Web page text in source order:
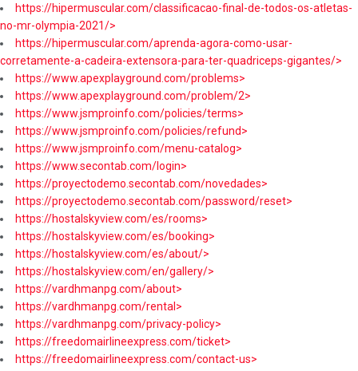
https://hipermuscular.com/classificacao-final-de-todos-os-atletas-
no-mr-olympia-2021/>
https://hipermuscular.com/aprenda-agora-como-usar-
corretamente-a-cadeira-extensora-para-ter-quadriceps-gigantes/>
https://www.apexplayground.com/problems>
https://www.apexplayground.com/problem/2>
https://www.jsmproinfo.com/policies/terms>
https://www.jsmproinfo.com/policies/refund>
https://www.jsmproinfo.com/menu-catalog>
https://www.secontab.com/login>
https://proyectodemo.secontab.com/novedades>
https://proyectodemo.secontab.com/password/reset>
https://hostalskyview.com/es/rooms>
https://hostalskyview.com/es/booking>
https://hostalskyview.com/es/about/>
https://hostalskyview.com/en/gallery/>
https://vardhmanpg.com/about>
https://vardhmanpg.com/rental>
https://vardhmanpg.com/privacy-policy>
https://freedomairlineexpress.com/ticket>
https://freedomairlineexpress.com/contact-us>